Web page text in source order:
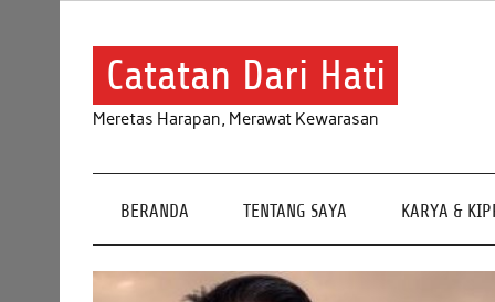
Catatan Dari Hati
Meretas Harapan, Merawat Kewarasan
BERANDA TENTANG SAYA KARYA &